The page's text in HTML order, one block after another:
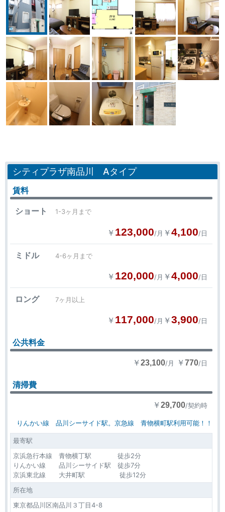
シティプラザ南品川 Aタイプ
賃料
ショート 1-3ヶ月まで
￥ 123,000/月 ￥4,100/日
ミドル 4-6ヶ月まで
￥ 120,000/月 ￥4,000/日
ロング 7ヶ月以上
￥ 117,000/月 ￥3,900/日
公共料金
￥23,100/月 ￥770/日
清掃費
￥29,700/契約時
りんかい線 品川シーサイド駅。京急線 青物横町駅利用可能！！
最寄駅
京浜急行本線 青物横丁駅 徒歩2分
りんかい線 品川シーサイド駅 徒歩7分
京浜東北線 大井町駅 徒歩12分
所在地
東京都品川区南品川３丁目4-8